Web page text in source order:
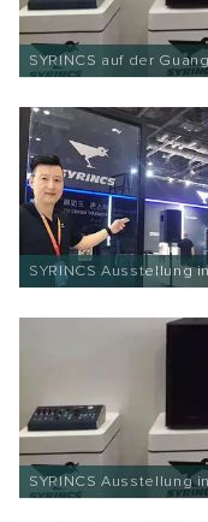
SYRINCS auf der
Exhibition 2019
SYRINCS Ausstellung
SYRINCS Ausstellung